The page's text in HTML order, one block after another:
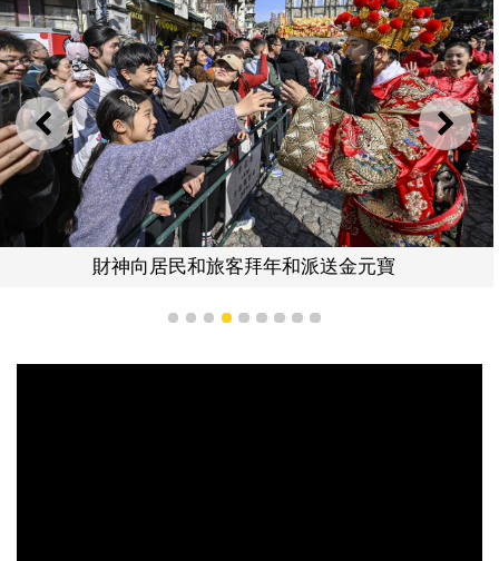
上一則 下一
民和旅客拜年和派送金元寶
1 2 3 4 5 6 7 8 9